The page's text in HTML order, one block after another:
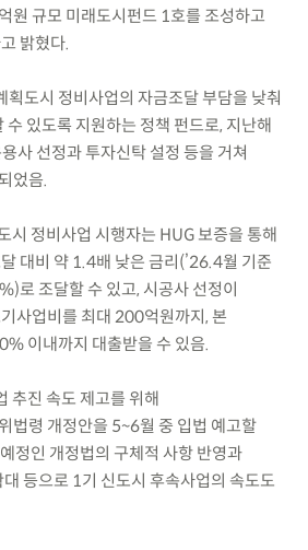
원 규모 미래도시펀드 1호를 조성하고
밝혔다.
도시 정비사업의 자금조달 부담을 낮춰
수 있도록 지원하는 정책 펀드로, 지난해
사 선정과 투자신탁 설정 등을 거쳐
었음.
시 정비사업 시행자는 HUG 보증을 통해
대비 약 1.4배 낮은 금리(’26.4월 기준
로 조달할 수 있고, 시공사 선정이
사업비를 최대 200억원까지, 본
이내까지 대출받을 수 있음.
추진 속도 제고를 위해
법령 개정안을 5~6월 중 입법 예고할
정인 개정법의 구체적 사항 반영과
등으로 1기 신도시 후속사업의 속도도